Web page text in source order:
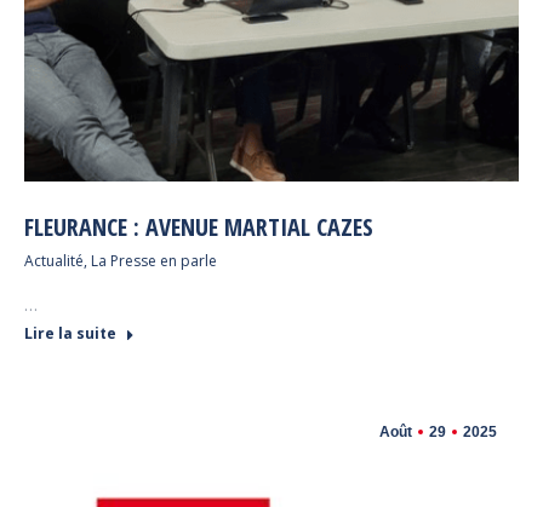
FLEURANCE : AVENUE MARTIAL CAZES
Actualité, La Presse en parle
…
Lire la suite
Août 29 2025